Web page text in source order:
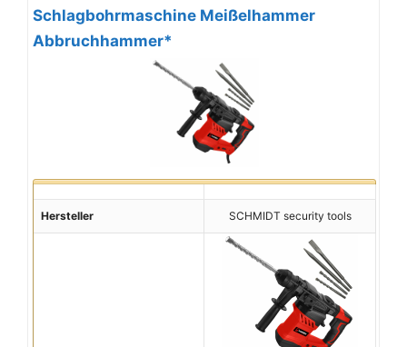
Schlagbohrmaschine Meißelhammer
Abbruchhammer*
Hersteller SCHMIDT security tools